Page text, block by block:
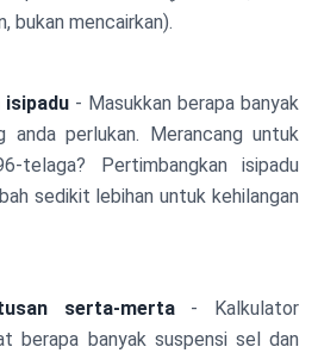
bukan mencairkan).
isipadu - Masukkan berapa banyak
anda perlukan. Merancang untuk
telaga? Pertimbangkan isipadu
sedikit lebihan untuk kehilangan
serta-merta- Kalkulator
berapa banyak suspensi sel dan